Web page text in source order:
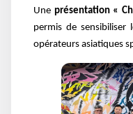
Une présentation «
permis de sensibiliser
opérateurs asiatiques